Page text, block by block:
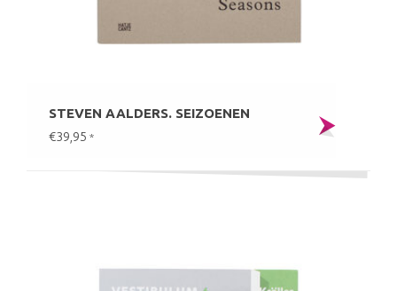
STEVEN AALDERS. SEIZOENEN
€39,95 *